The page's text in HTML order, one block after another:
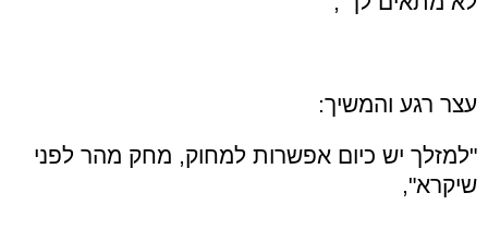
עצר רגע והמשיך:
"למזלך יש כיום אפשרות למחוק, מחק מהר לפני
שיקרא",